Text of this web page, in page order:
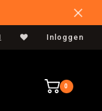
Inloggen
0